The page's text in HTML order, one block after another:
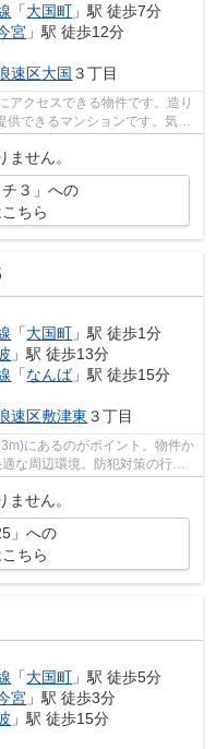
「大国町 」駅 徒歩7分
宮 」駅 徒歩12分
速区大国 ３丁目
アクセスできる物件です。造り
できるマンションです。気に
せん。
チ３」への
ちら
「大国町 」駅 徒歩1分
」駅 徒歩13分
「なんば」駅 徒歩15分
速区敷津東 ３丁目
にあるのがポイント。物件か
な周辺環境。防犯対策の行き
せん。
」への
ちら
「大国町 」駅 徒歩5分
宮 」駅 徒歩3分
」駅 徒歩15分